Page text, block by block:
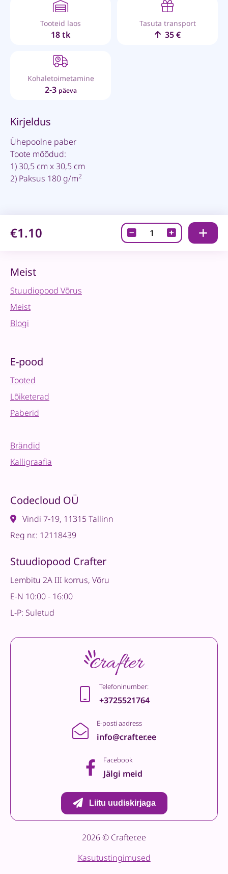
Tooteid laos
18 tk
Tasuta transport
35 €
Kohaletoimetamine
2-3 päeva
Kirjeldus
Ühepoolne paber
Toote mõõdud:
1) 30,5 cm x 30,5 cm
2) Paksus 180 g/m2
€1.10
Disainpaber
-
Meist
Stuudiopood Võrus
Meist
Blogi
E-pood
Tooted
Lõiketerad
Paberid
Brändid
Kalligraafia
Codecloud OÜ
Vindi 7-19, 11315 Tallinn
Reg nr.: 12118439
Stuudiopood Crafter
Lembitu 2A III korrus, Võru
E-N 10:00 - 16:00
L-P: Suletud
Telefoninumber:
+3725521764
E-posti aadress
info@crafter.ee
Facebook
Jälgi meid
Liitu uudiskirjaga
2026 © Crafter.ee
Kasutustingimused